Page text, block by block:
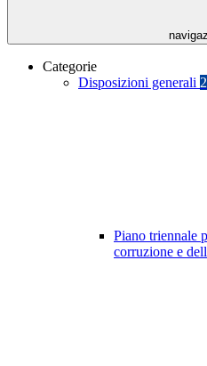
Categorie
Disposizioni generali
Piano triennale
corruzione e